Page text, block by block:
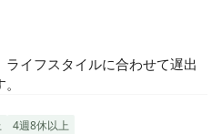
イフスタイルに合わせて遅出
4週8休以上